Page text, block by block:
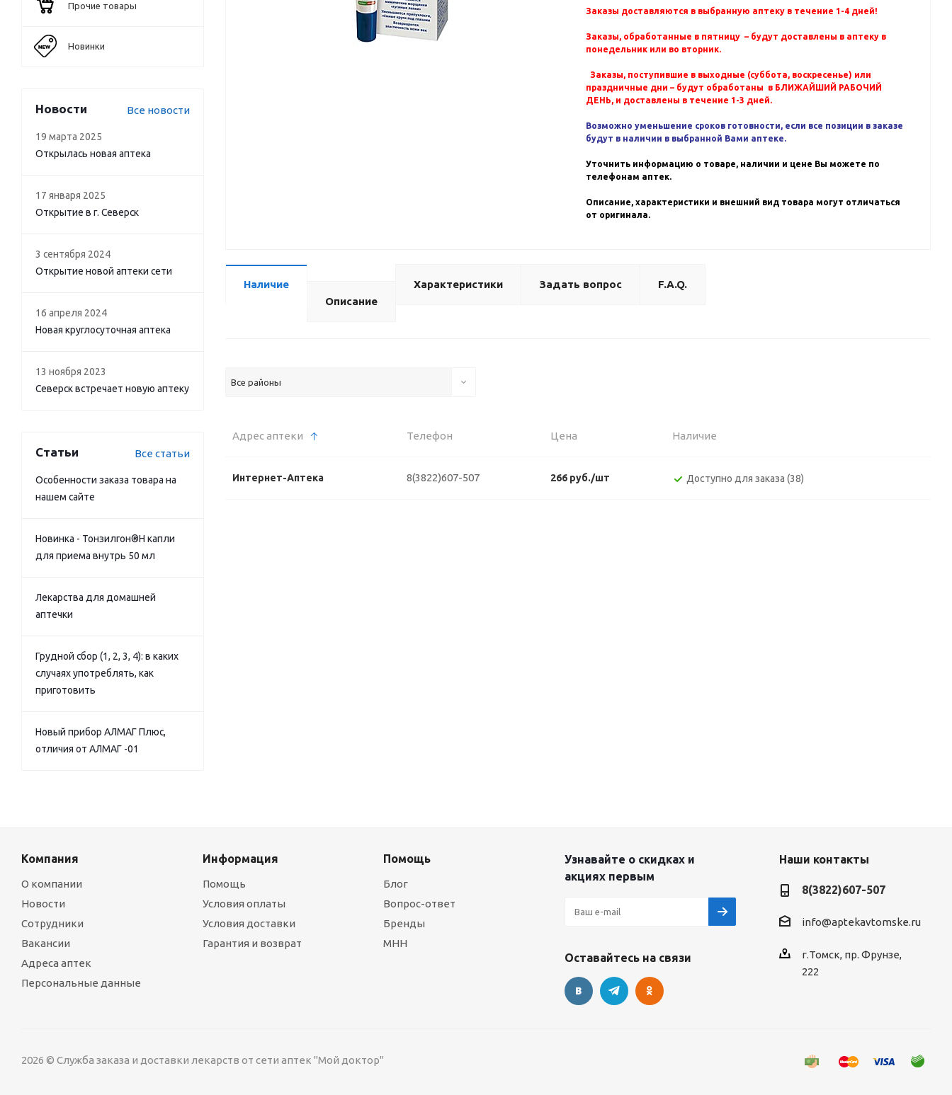
Заказы доставляются в выбранную аптеку в течение 1-4 дней!
Заказы, обработанные в пятницу – будут доставлены в аптеку в
понедельник или во вторник.
Заказы, поступившие в выходные (суббота, воскресенье) или
праздничные дни – будут обработаны в БЛИЖАЙШИЙ РАБОЧИЙ
ДЕНЬ, и доставлены в течение 1-3 дней.
Возможно уменьшение сроков готовности, если все позиции в заказе
будут в наличии в выбранной Вами аптеке.
Уточнить информацию о товаре, наличии и цене Вы можете по
телефонам аптек.
Описание, характеристики и внешний вид товара могут отличаться
от оригинала.
Наличие
Описание
Характеристики Задать вопрос F.A.Q.
Все районы
Адрес аптеки Телефон Цена Наличие
Интернет-Аптека 8(3822)607-507 266 руб./шт Доступно для заказа (38)
Прочие товары
Новинки
Новости Все новости
19 марта 2025
Открылась новая аптека
17 января 2025
Открытие в г. Северск
3 сентября 2024
Открытие новой аптеки сети
16 апреля 2024
Новая круглосуточная аптека
13 ноября 2023
Северск встречает новую аптеку
Статьи Все статьи
Особенности заказа товара на
нашем сайте
Новинка - Тонзилгон®Н капли
для приема внутрь 50 мл
Лекарства для домашней
аптечки
Грудной сбор (1, 2, 3, 4): в каких
случаях употреблять, как
приготовить
Новый прибор АЛМАГ Плюс,
отличия от АЛМАГ -01
Компания
О компании
Новости
Сотрудники
Вакансии
Адреса аптек
Персональные данные
Информация
Помощь
Условия оплаты
Условия доставки
Гарантия и возврат
Помощь
Блог
Вопрос-ответ
Бренды
МНН
Узнавайте о скидках и
акциях первым
Оставайтесь на связи
Наши контакты
8(3822)607-507
info@aptekavtomske.ru
г.Томск, пр. Фрунзе,
222
2026 © Служба заказа и доставки лекарств от сети аптек "Мой доктор"